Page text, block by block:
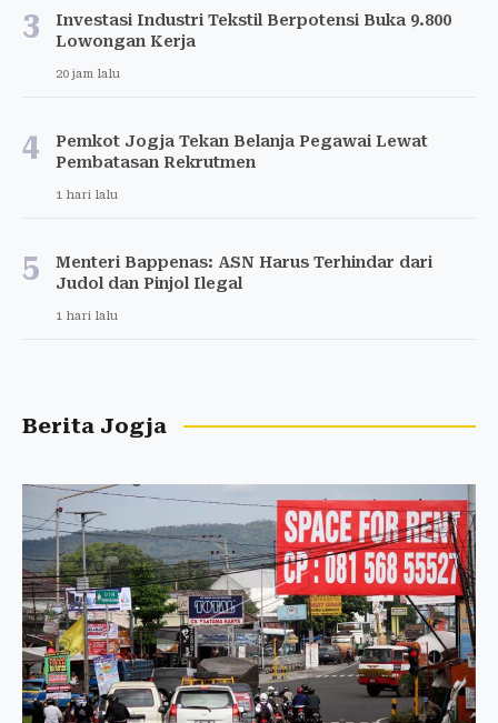
3
Investasi Industri Tekstil Berpotensi Buka 9.800
Lowongan Kerja
20 jam lalu
4
Pemkot Jogja Tekan Belanja Pegawai Lewat
Pembatasan Rekrutmen
1 hari lalu
5
Menteri Bappenas: ASN Harus Terhindar dari
Judol dan Pinjol Ilegal
1 hari lalu
Berita Jogja